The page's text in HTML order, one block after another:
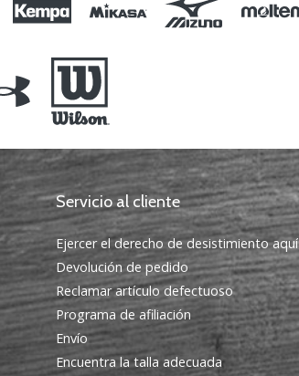
Servicio al cliente
Ejercer el derecho de desistimiento aquí
Devolución de pedido
Reclamar artículo defectuoso
Programa de afiliación
Envío
Encuentra la talla adecuada